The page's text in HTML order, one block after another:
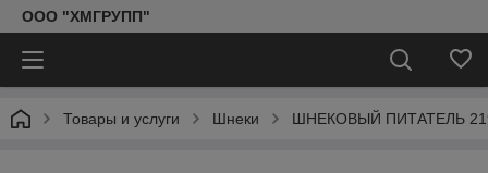
ООО "ХМГРУПП"
Товары и услуги Шнеки ШНЕКОВЫЙ ПИТАТЕЛЬ